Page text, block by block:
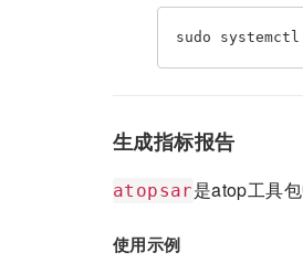
sudo
生成指标报告
atopsar是atop工具
使用示例